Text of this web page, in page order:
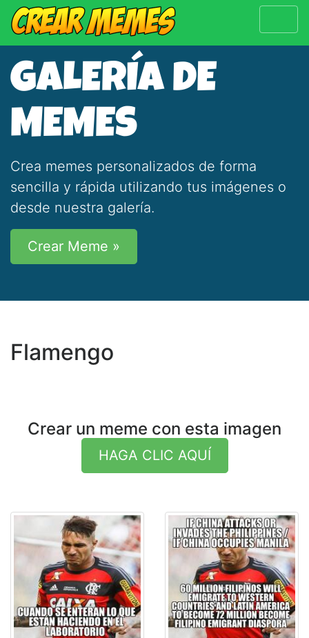
GALERÍA DE
MEMES
Crea memes personalizados de forma
sencilla y rápida utilizando tus imágenes o
desde nuestra galería.
Crear Meme »
Flamengo
Crear un meme con esta imagen
HAGA CLIC AQUÍ